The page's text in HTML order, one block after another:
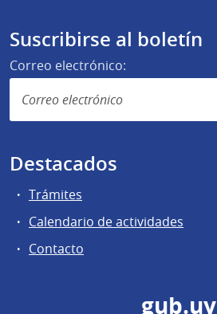
Suscribirse al boletín
Correo electrónico:
Destacados
Trámites
Calendario de actividades
Contacto
gub.uy